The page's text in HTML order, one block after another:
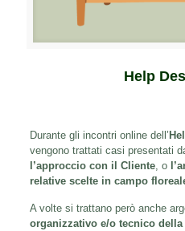
Help
Durante gli incontri online dell’
vengono trattati casi presentati
l’approccio con il Cliente, o
relative scelte in campo
A volte si trattano però anche
organizzativo e/o tecnico